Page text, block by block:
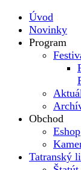
Úvod
Novinky
Program
Obchod
Eshop
Tatranský